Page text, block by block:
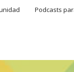
Podcasts